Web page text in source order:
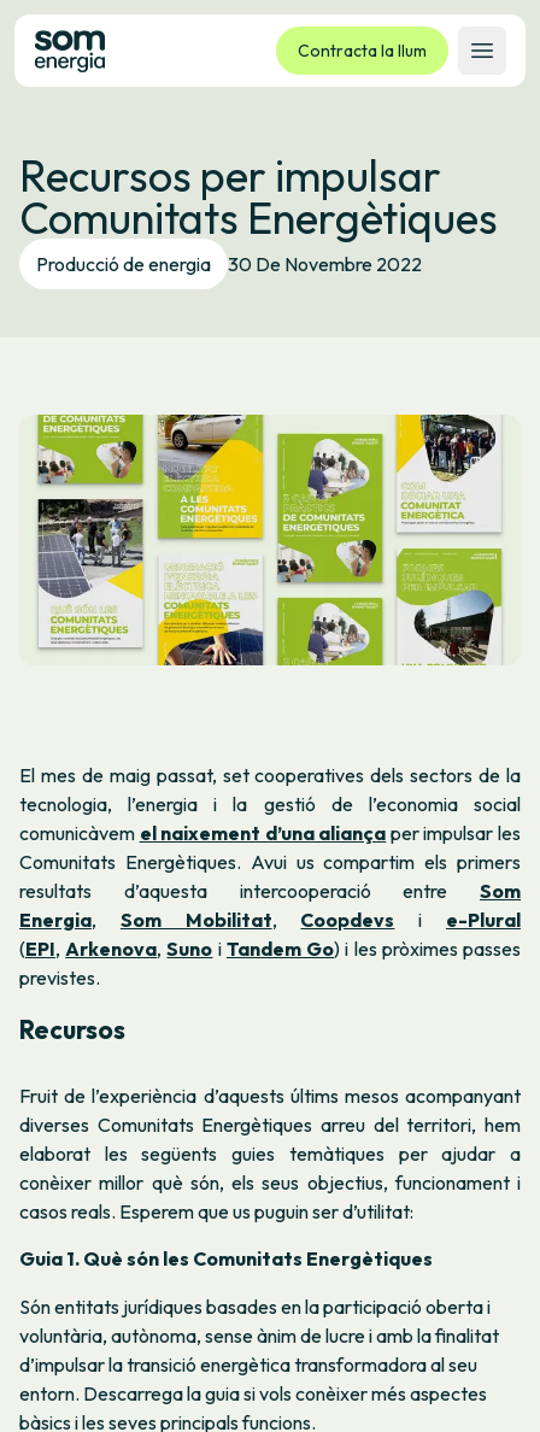
Contracta la llum
Obrir
Tarifes
Serveis
Empreses
La cooperativa
Idioma: ES GL EU
Recursos per impulsar
Comunitats Energètiques
Producció de energia 30 De Novembre 2022
El mes de maig passat, set cooperatives dels sectors de la
tecnologia, l’energia i la gestió de l’economia social
comunicàvem el naixement d’una aliança per impulsar les
Comunitats Energètiques. Avui us compartim els primers
resultats d’aquesta intercooperació entre Som
Energia, Som Mobilitat, Coopdevs i e-Plural
(EPI,Arkenova,Suno i Tandem Go) i les pròximes passes
previstes.
Recursos
Fruit de l’experiència d’aquests últims mesos acompanyant
diverses Comunitats Energètiques arreu del territori, hem
elaborat les següents guies temàtiques per ajudar a
conèixer millor què són, els seus objectius, funcionament i
casos reals. Esperem que us puguin ser d’utilitat:
Guia 1. Què són les Comunitats Energètiques
Són entitats jurídiques basades en la participació oberta i
voluntària, autònoma, sense ànim de lucre i amb la finalitat
d’impulsar la transició energètica transformadora al seu
entorn. Descarrega la guia si vols conèixer més aspectes
bàsics i les seves principals funcions.